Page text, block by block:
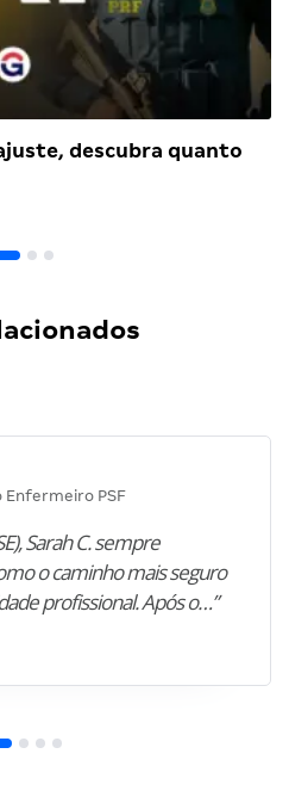
descubra quanto
Enfermeiro PSF
Sarah C. sempre
o caminho mais seguro
profissional. Após o…”